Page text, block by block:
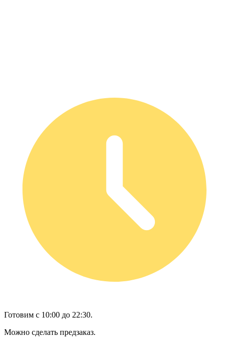
Готовим с 10:00 до 22:30.
Можно сделать предзаказ.